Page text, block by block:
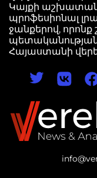
Կայքի
պրոֆեսիոնալ
ջանքերով,
Հայաստանի